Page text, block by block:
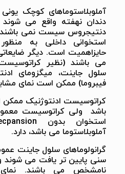
آملوبلاستوماهای کوچک
دندان نهفته واقع می شوند
دنتیجروس سیست نمی باشند.
استخوانی داخلی به منظور
حایزاهمیت است. دیگر
می باشند (نظیر کراتوسیست
سلول جاینت، میگزومای
فیبروما) ممکن است نمای
کراتوسیست ادنتوژنیک
باشد ولی کراتوسیست
آملوبلاستوما می باشد، دارد.
گرانولوماهای سلول جاینت
سنی پایین تر یافت می شوند و
نامشخص می باشند.